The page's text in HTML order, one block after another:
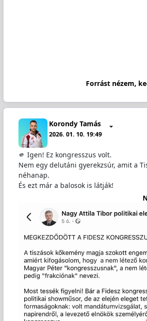
Forrást nézem,
Korondy Tamás
2026. 01. 10. 19:49
🫵 Igen! Ez kongresszus volt.
Nem egy delutáni gyerekzsúr, amit a
néhanap.
És ezt már a balosok is látják!